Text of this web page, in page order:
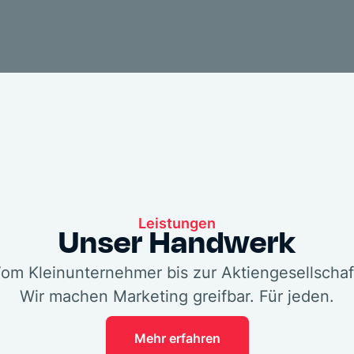
Leistungen
Unser Handwerk
Kleinunternehmer bis zur
Wir machen Marketing greifbar. Für jeden.
Mehr erfahren